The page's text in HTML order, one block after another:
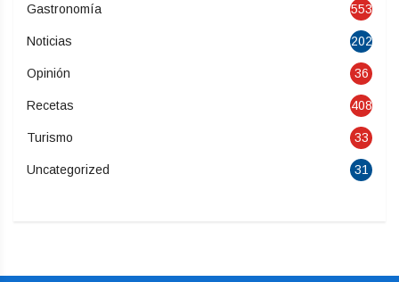
Gastronomía 553
Noticias 202
Opinión 36
Recetas 408
Turismo 33
Uncategorized 31